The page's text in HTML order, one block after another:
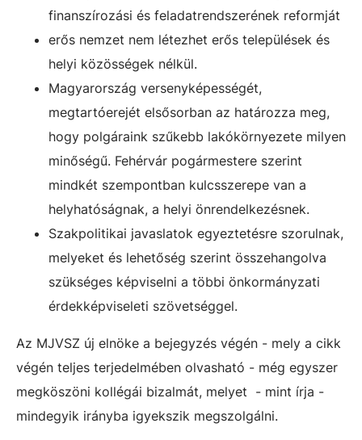
finanszírozási és feladatrendszerének reformját
erős nemzet nem létezhet erős települések és
helyi közösségek nélkül.
Magyarország versenyképességét,
megtartóerejét elsősorban az határozza meg,
hogy polgáraink szűkebb lakókörnyezete milyen
minőségű. Fehérvár pogármestere szerint
mindkét szempontban kulcsszerepe van a
helyhatóságnak, a helyi önrendelkezésnek.
Szakpolitikai javaslatok egyeztetésre szorulnak,
melyeket és lehetőség szerint összehangolva
szükséges képviselni a többi önkormányzati
érdekképviseleti szövetséggel.
Az MJVSZ új elnöke a bejegyzés végén - mely a cikk
végén teljes terjedelmében olvasható - még egyszer
megköszöni kollégái bizalmát, melyet - mint írja -
mindegyik irányba igyekszik megszolgálni.